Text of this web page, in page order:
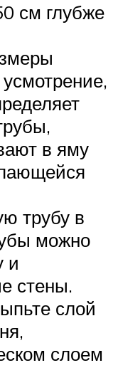
см глубже
в яму
трубу в
можно
и
стены.
слой
слоем